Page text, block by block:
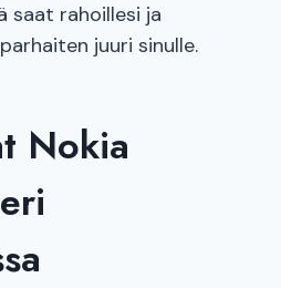
saat rahoillesi ja
juuri sinulle.
Nokia